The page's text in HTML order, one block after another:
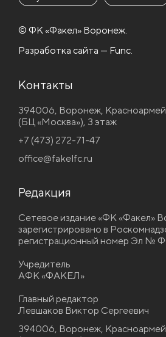
© ФК «Факел» Воронеж.
Разработка сайта — Func.
Контакты
394006, Воронеж,
(БЦ «Москва»), 3 этаж
+7 (473) 272-71-47
office@fakelfc.ru
Редакция
Сетевое издание «ФК «Факел»
зарегистрировано в
регистрационный номер Эл №
Учредитель
АФК «ФАКЕЛ»
Главный редактор
Левшаков Виктор Сергеевич
394006, Воронеж,